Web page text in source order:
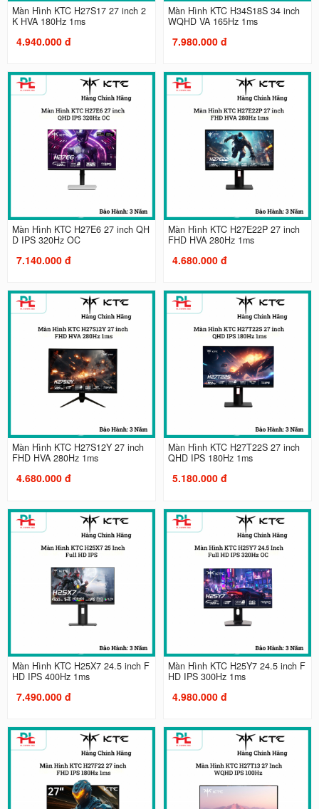
Màn Hình KTC H27S17 27 inch 2
K HVA 180Hz 1ms
4.940.000 đ
Màn Hình KTC H34S18S 34 inch
WQHD VA 165Hz 1ms
7.980.000 đ
Màn Hình KTC H27E6 27 inch QH
D IPS 320Hz OC
7.140.000 đ
Màn Hình KTC H27E22P 27 inch
FHD HVA 280Hz 1ms
4.680.000 đ
Màn Hình KTC H27S12Y 27 inch
FHD HVA 280Hz 1ms
4.680.000 đ
Màn Hình KTC H27T22S 27 inch
QHD IPS 180Hz 1ms
5.180.000 đ
Màn Hình KTC H25X7 24.5 inch F
HD IPS 400Hz 1ms
7.490.000 đ
Màn Hình KTC H25Y7 24.5 inch F
HD IPS 300Hz 1ms
4.980.000 đ